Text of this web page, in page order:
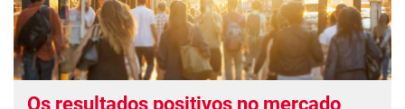
Os resultados positivos no mercado